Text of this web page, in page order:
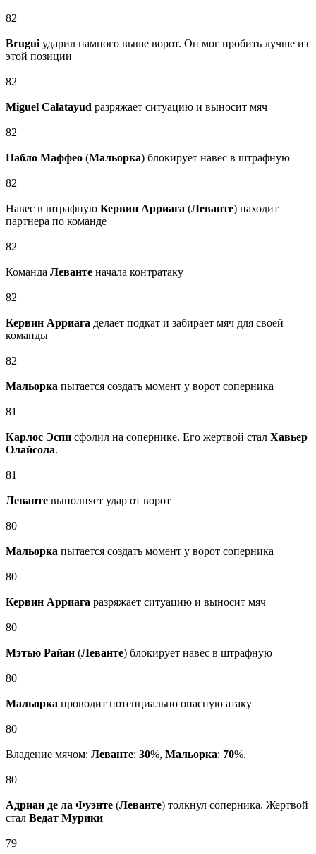
82
Brugui ударил намного выше ворот. Он мог пробить лучше из
этой позиции
82
Miguel Calatayud разряжает ситуацию и выносит мяч
82
Пабло Маффео (Мальорка) блокирует навес в штрафную
82
Навес в штрафную Кервин Арриага (Леванте) находит
партнера по команде
82
Команда Леванте начала контратаку
82
Кервин Арриага делает подкат и забирает мяч для своей
команды
82
Мальорка пытается создать момент у ворот соперника
81
Карлос Эспи сфолил на сопернике. Его жертвой стал Хавьер
Олайсола.
81
Леванте выполняет удар от ворот
80
Мальорка пытается создать момент у ворот соперника
80
Кервин Арриага разряжает ситуацию и выносит мяч
80
Мэтью Райан (Леванте) блокирует навес в штрафную
80
Мальорка проводит потенциально опасную атаку
80
Владение мячом: Леванте: 30%, Мальорка: 70%.
80
Адриан де ла Фуэнте (Леванте) толкнул соперника. Жертвой
стал Ведат Мурики
79